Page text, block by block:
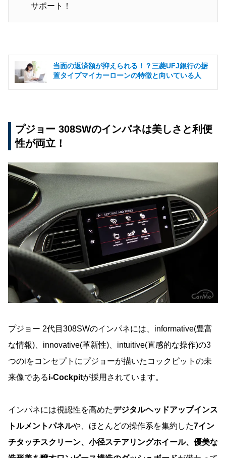
サポート！
当面の返済額が抑えられる！？三菱UFJ銀行の据
置タイプマイカーローンの特徴と向いている人
プジョー 308SWのインパネは美しさと利便
性が両立！
プジョー 2代目308SWのインパネには、informative(豊富
な情報)、innovative(革新性)、intuitive(直感的な操作)の3
つのiをコンセプトにプジョーが描いたコックピットの未
来像であるi-Cockpitが採用されています。
インパネには視認性を高めたデジタルヘッドアップインス
トルメントパネルや、ほとんどの操作系を集約した7イン
チタッチスクリーン、小径ステアリングホイール、優美な